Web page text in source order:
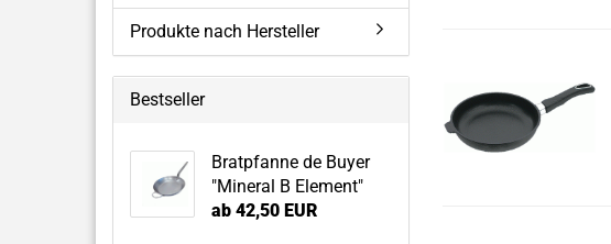
Produkte nach Hersteller
Bestseller
Bratpfanne de Buyer
"Mineral B Element"
ab 42,50 EUR